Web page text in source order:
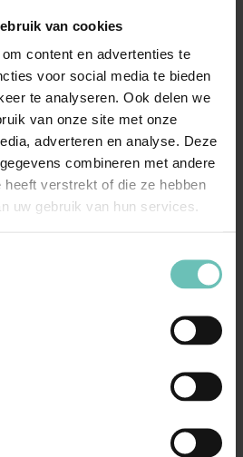
van cookies
content en advertenties te
voor social media te bieden
te analyseren. Ook delen we
van onze site met onze
adverteren en analyse. Deze
combineren met andere
heeft verstrekt of die ze hebben
uw gebruik van hun services.
door hervulling van
in eigendom
...
Cassatie